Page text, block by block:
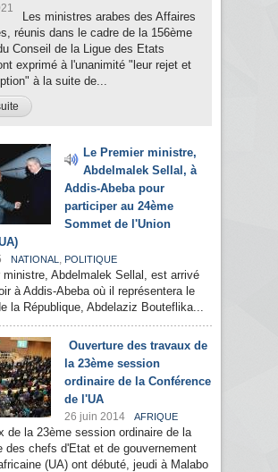
Les ministres arabes des Affaires
réunis dans le cadre de la 156ème
Conseil de la Ligue des Etats
exprimé à l'unanimité "leur rejet et
à la suite de...
Le Premier ministre,
Abdelmalek Sellal, à
Addis-Abeba pour
participer au 24ème
Sommet de l'Union
NATIONAL , POLITIQUE
ministre, Abdelmalek Sellal, est arrivé
à Addis-Abeba où il représentera le
la République, Abdelaziz Bouteflika...
Ouverture des travaux de
la 23ème session
ordinaire de la Conférence
de l'UA
26 juin 2014 AFRIQUE
de la 23ème session ordinaire de la
des chefs d'Etat et de gouvernement
(UA) ont débuté, jeudi à Malabo